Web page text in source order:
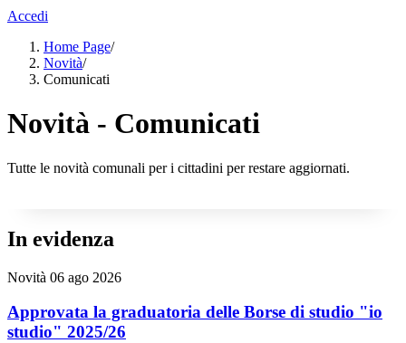
Accedi
Home Page/
Novità/
Comunicati
Novità - Comunicati
Tutte le novità comunali per i cittadini per restare aggiornati.
In evidenza
Novità 06 ago 2026
Approvata la graduatoria delle Borse di studio "io
studio" 2025/26